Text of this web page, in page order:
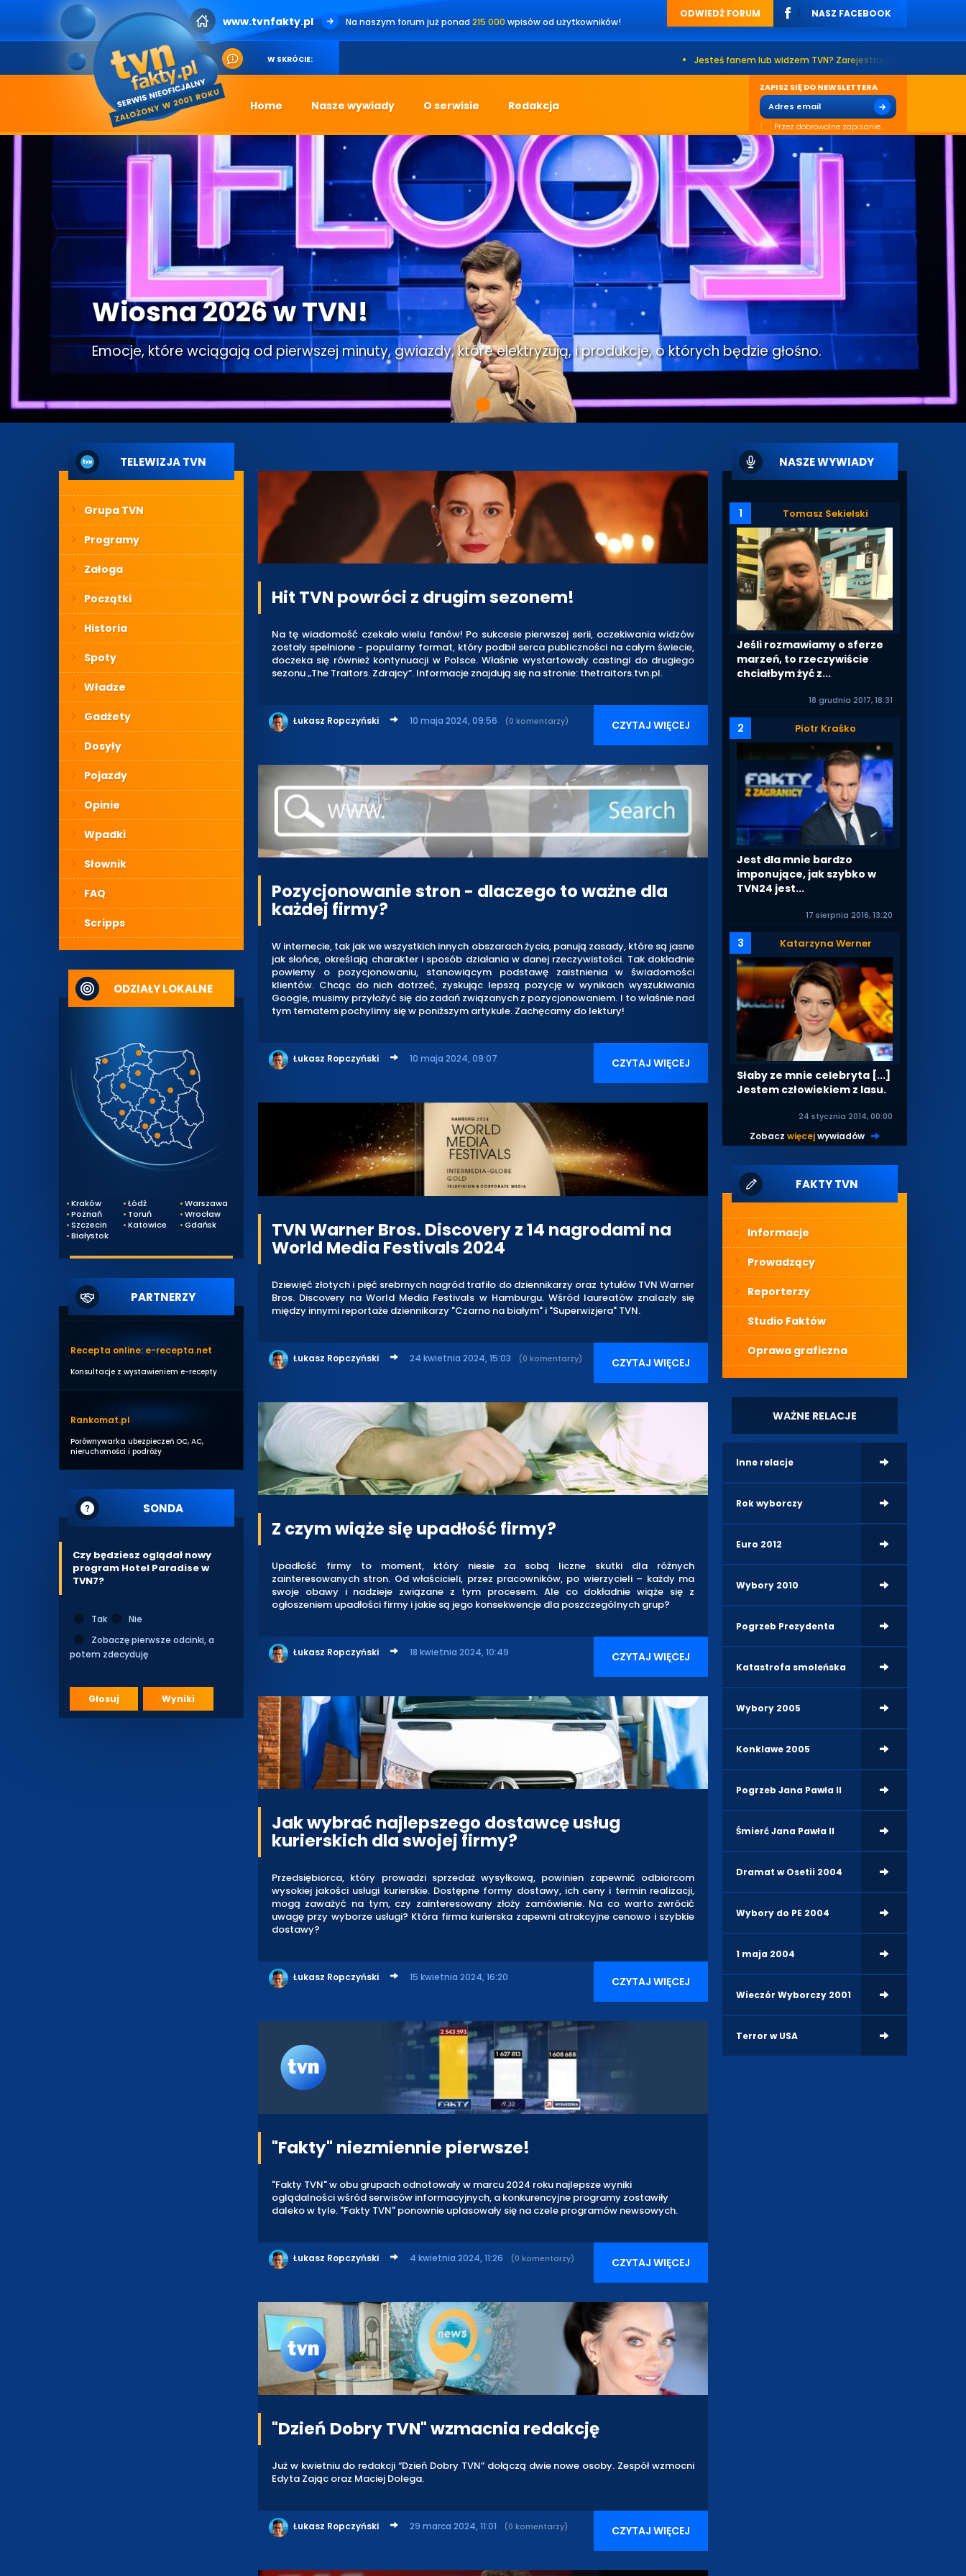
www.tvnfakty.pl Na naszym forum już ponad 215 000 wpisów od użytkowników!
ODWIEDŹ FORUM NASZ FACEBOOK
W SKRÓCIE: Jesteś fanem lub widzem TVN? Zarejestruj się na naszym forum. Już
Home Nasze wywiady O serwisie Redakcja
ZAPISZ SIĘ DO NEWSLETTERA
Przez dobrowolne zapisanie...
Wiosna 2026 w TVN!
Emocje, które wciągają od pierwszej minuty, gwiazdy, które elektryzują, i produkcje, o których będzie głośno.
TELEWIZJA TVN
Grupa TVN
Programy
Załoga
Początki
Historia
Spoty
Władze
Gadżety
Dosyły
Pojazdy
Opinie
Wpadki
Słownik
FAQ
Scripps
ODZIAŁY LOKALNE
Kraków Łódź
Warszawa
Poznań
Toruń
Wrocław
Szczecin
Katowice
Gdańsk
Białystok
PARTNERZY
Recepta online: e-recepta.net
Konsultacje z wystawieniem e-recepty
Rankomat.pl
Porównywarka ubezpieczeń OC, AC,
nieruchomości i podróży
SONDA
Czy będziesz oglądał nowy
program Hotel Paradise w
TVN7?
Tak
Nie
Zobaczę pierwsze odcinki, a
potem zdecyduję
Głosuj Wyniki
Hit TVN powróci z drugim sezonem!
Na tę wiadomość czekało wielu fanów! Po sukcesie pierwszej serii, oczekiwania widzów
zostały spełnione - popularny format, który podbił serca publiczności na całym świecie,
doczeka się również kontynuacji w Polsce. Właśnie wystartowały castingi do drugiego
sezonu „The Traitors. Zdrajcy”. Informacje znajdują się na stronie: thetraitors.tvn.pl.
Łukasz Ropczyński 10 maja 2024, 09:56 (0 komentarzy) CZYTAJ WIĘCEJ
Pozycjonowanie stron - dlaczego to ważne dla
każdej firmy?
W internecie, tak jak we wszystkich innych obszarach życia, panują zasady, które są jasne
jak słońce, określają charakter i sposób działania w danej rzeczywistości. Tak dokładnie
powiemy o pozycjonowaniu, stanowiącym podstawę zaistnienia w świadomości
klientów. Chcąc do nich dotrzeć, zyskując lepszą pozycję w wynikach wyszukiwania
Google, musimy przyłożyć się do zadań związanych z pozycjonowaniem. I to właśnie nad
tym tematem pochylimy się w poniższym artykule. Zachęcamy do lektury!
Łukasz Ropczyński 10 maja 2024, 09:07 CZYTAJ WIĘCEJ
TVN Warner Bros. Discovery z 14 nagrodami na
World Media Festivals 2024
Dziewięć złotych i pięć srebrnych nagród trafiło do dziennikarzy oraz tytułów TVN Warner
Bros. Discovery na World Media Festivals w Hamburgu. Wśród laureatów znalazły się
między innymi reportaże dziennikarzy "Czarno na białym" i "Superwizjera" TVN.
Łukasz Ropczyński 24 kwietnia 2024, 15:03 (0 komentarzy) CZYTAJ WIĘCEJ
Z czym wiąże się upadłość firmy?
Upadłość firmy to moment, który niesie za sobą liczne skutki dla różnych
zainteresowanych stron. Od właścicieli, przez pracowników, po wierzycieli – każdy ma
swoje obawy i nadzieje związane z tym procesem. Ale co dokładnie wiąże się z
ogłoszeniem upadłości firmy i jakie są jego konsekwencje dla poszczególnych grup?
Łukasz Ropczyński 18 kwietnia 2024, 10:49 CZYTAJ WIĘCEJ
Jak wybrać najlepszego dostawcę usług
kurierskich dla swojej firmy?
Przedsiębiorca, który prowadzi sprzedaż wysyłkową, powinien zapewnić odbiorcom
wysokiej jakości usługi kurierskie. Dostępne formy dostawy, ich ceny i termin realizacji,
mogą zaważyć na tym, czy zainteresowany złoży zamówienie. Na co warto zwrócić
uwagę przy wyborze usługi? Która firma kurierska zapewni atrakcyjne cenowo i szybkie
dostawy?
Łukasz Ropczyński 15 kwietnia 2024, 16:20 CZYTAJ WIĘCEJ
"Fakty" niezmiennie pierwsze!
"Fakty TVN" w obu grupach odnotowały w marcu 2024 roku najlepsze wyniki
oglądalności wśród serwisów informacyjnych, a konkurencyjne programy zostawiły
daleko w tyle. "Fakty TVN" ponownie uplasowały się na czele programów newsowych.
Łukasz Ropczyński 4 kwietnia 2024, 11:26 (0 komentarzy) CZYTAJ WIĘCEJ
"Dzień Dobry TVN" wzmacnia redakcję
Już w kwietniu do redakcji “Dzień Dobry TVN” dołączą dwie nowe osoby. Zespół wzmocni
Edyta Zając oraz Maciej Dolega.
Łukasz Ropczyński 29 marca 2024, 11:01 (0 komentarzy) CZYTAJ WIĘCEJ
NASZE WYWIADY
1 Tomasz Sekielski
Jeśli rozmawiamy o sferze
marzeń, to rzeczywiście
chciałbym żyć z...
18 grudnia 2017, 18:31
2 Piotr Kraśko
Jest dla mnie bardzo
imponujące, jak szybko w
TVN24 jest...
17 sierpnia 2016, 13:20
3 Katarzyna Werner
Słaby ze mnie celebryta [...]
Jestem człowiekiem z lasu.
24 stycznia 2014, 00:00
Zobaczwięcejwywiadów |
FAKTY TVN
Informacje
Prowadzący
Reporterzy
Studio Faktów
Oprawa graficzna
WAŻNE RELACJE
Inne relacje
Rok wyborczy
Euro 2012
Wybory 2010
Pogrzeb Prezydenta
Katastrofa smoleńska
Wybory 2005
Konklawe 2005
Pogrzeb Jana Pawła II
Śmierć Jana Pawła II
Dramat w Osetii 2004
Wybory do PE 2004
1 maja 2004
Wieczór Wyborczy 2001
Terror w USA